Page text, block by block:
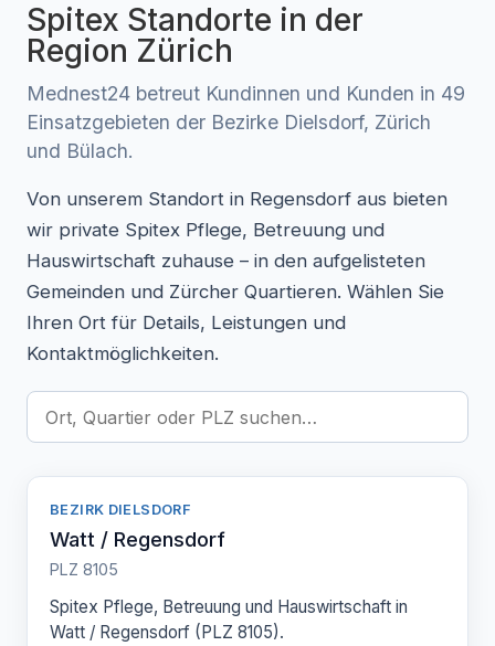
Spitex Standorte in der
Region Zürich
Mednest24 betreut Kundinnen und Kunden in 49
Einsatzgebieten der Bezirke Dielsdorf, Zürich
und Bülach.
Von unserem Standort in Regensdorf aus bieten
wir private Spitex Pflege, Betreuung und
Hauswirtschaft zuhause – in den aufgelisteten
Gemeinden und Zürcher Quartieren. Wählen Sie
Ihren Ort für Details, Leistungen und
Kontaktmöglichkeiten.
BEZIRK DIELSDORF
Watt / Regensdorf
PLZ 8105
Spitex Pflege, Betreuung und Hauswirtschaft in
Watt / Regensdorf (PLZ 8105).